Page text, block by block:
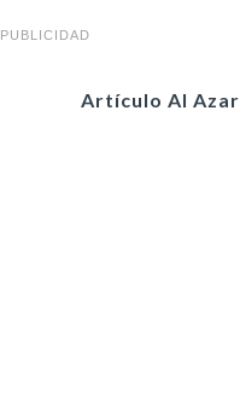
PUBLICIDAD
Artículo Al Azar